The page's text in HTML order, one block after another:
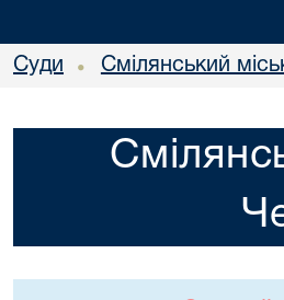
Суди • Смілянський